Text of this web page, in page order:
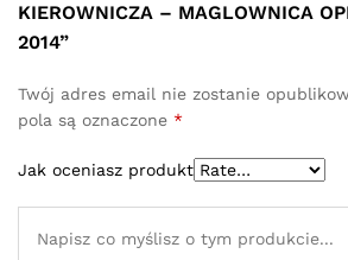
KIEROWNICZA – MAGLOWNICA
2014”
Twój adres email nie zostanie
pola są oznaczone *
Jak oceniasz produkt